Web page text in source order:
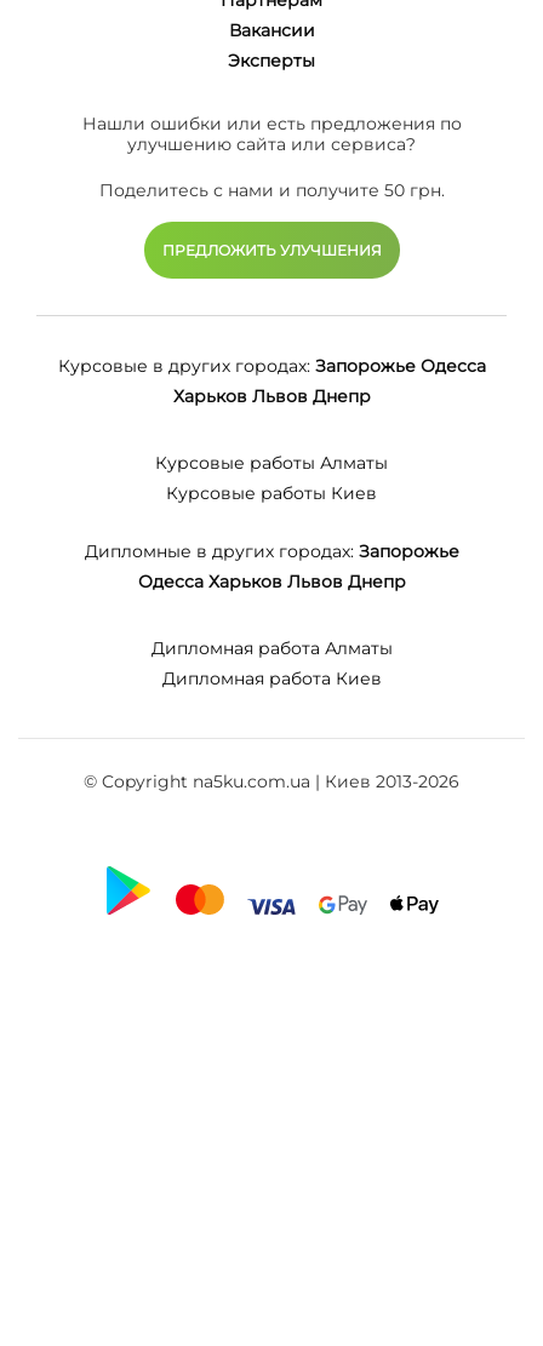
Вакансии
Эксперты
Нашли ошибки или есть предложения по
улучшению сайта или сервиса?
Поделитесь с нами и получите 50 грн.
ПРЕДЛОЖИТЬ УЛУЧШЕНИЯ
Курсовые в других городах: Запорожье Одесса
Харьков Львов Днепр
Курсовые работы Алматы
Курсовые работы Киев
Дипломные в других городах: Запорожье
Одесса Харьков Львов Днепр
Дипломная работа Алматы
Дипломная работа Киев
© Copyright na5ku.com.ua | Киев 2013-2026